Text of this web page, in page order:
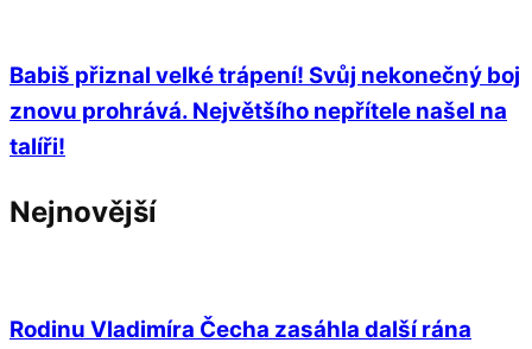
Babiš přiznal velké trápení! Svůj nekonečný boj
znovu prohrává. Největšího nepřítele našel na
talíři!
Nejnovější
Rodinu Vladimíra Čecha zasáhla další rána